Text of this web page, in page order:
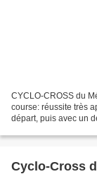
CYCLO-CROSS du
course: réussite très
départ, puis avec un
Cyclo-Cross